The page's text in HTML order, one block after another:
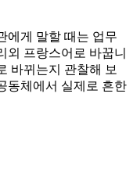
에게 말할 때는 업무
외 프랑스어로 바꿉니
바뀌는지 관찰해 보
동체에서 실제로 흔한